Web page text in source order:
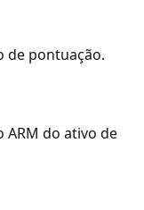
de pontuação.
ARM do ativo de